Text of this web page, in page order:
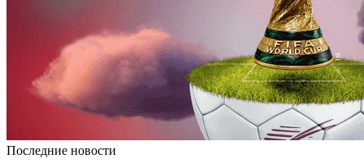
Последние новости